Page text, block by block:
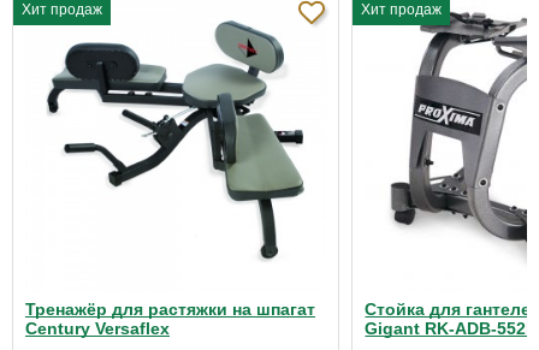
Хит продаж
Тренажёр для растяжки на шпагат
Century Versaflex
Хит продаж
Стойка для
Gigant RK-ADB-552R